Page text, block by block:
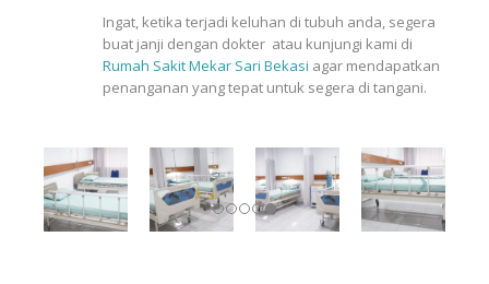
Ingat, ketika terjadi keluhan di tubuh anda, segera
buat janji dengan dokter atau kunjungi kami di
Rumah Sakit Mekar Sari Bekasi agar mendapatkan
penanganan yang tepat untuk segera di tangani.